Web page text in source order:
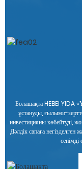
Болашақта HEBEI YIDA
ұстануды, ғылыми-
инвестицияны көбейтуді,
Дәлдік сапаға негізделген
сенімді